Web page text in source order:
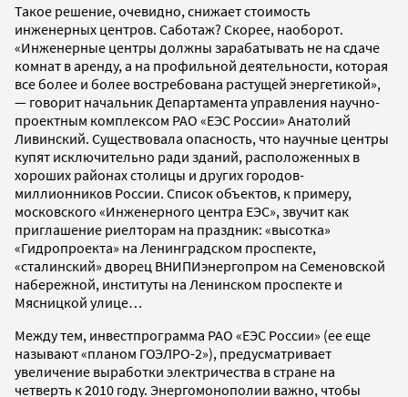
Такое решение, очевидно, снижает стоимость
инженерных центров. Саботаж? Скорее, наоборот.
«Инженерные центры должны зарабатывать не на сдаче
комнат в аренду, а на профильной деятельности, которая
все более и более востребована растущей энергетикой»,
— говорит начальник Департамента управления научно-
проектным комплексом РАО «ЕЭС России» Анатолий
Ливинский. Существовала опасность, что научные центры
купят исключительно ради зданий, расположенных в
хороших районах столицы и других городов-
миллионников России. Список объектов, к примеру,
московского «Инженерного центра ЕЭС», звучит как
приглашение риелторам на праздник: «высотка»
«Гидропроекта» на Ленинградском проспекте,
«сталинский» дворец ВНИПИэнергопром на Семеновской
набережной, институты на Ленинском проспекте и
Мясницкой улице…
Между тем, инвестпрограмма РАО «ЕЭС России» (ее еще
называют «планом ГОЭЛРО-2»), предусматривает
увеличение выработки электричества в стране на
четверть к 2010 году. Энергомонополии важно, чтобы